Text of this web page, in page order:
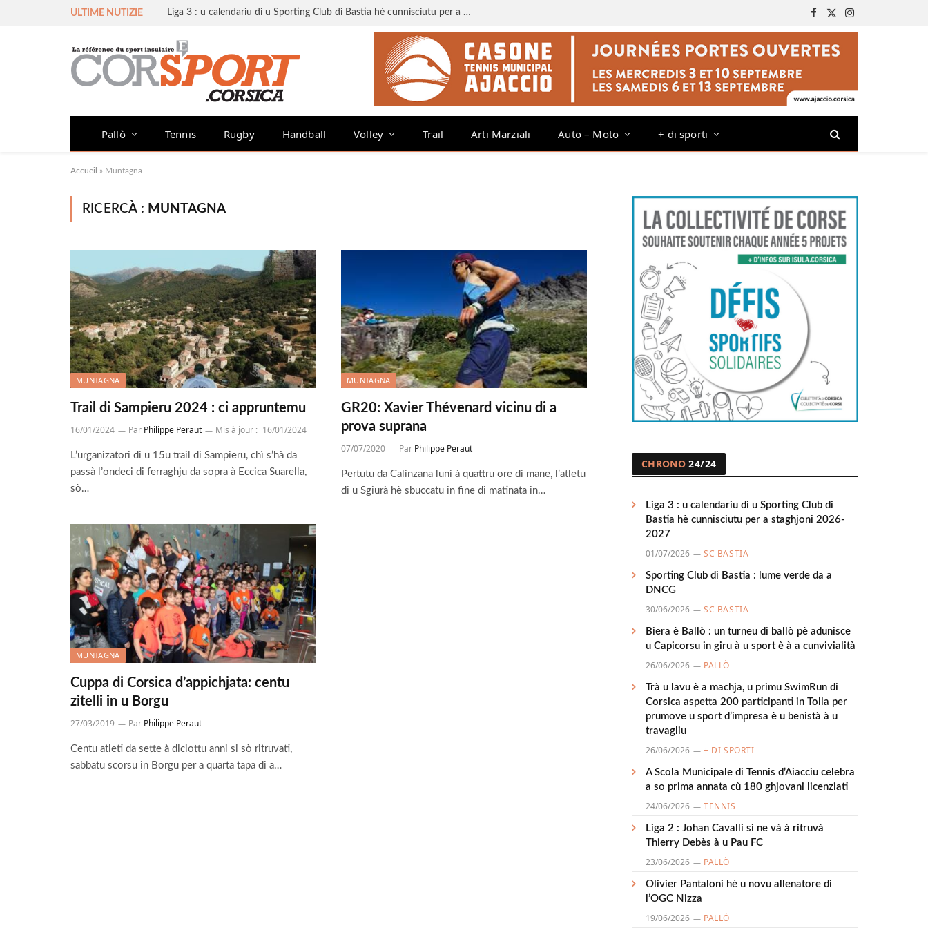
ULTIME NUTIZIE Liga 3 : u calendariu di u Sporting Club di Bastia hè cunnisciutu per a staghjoni 2026-2027
Facebook
X
(Twitter)
Instagram
Pallò Tennis Rugby Handball Volley Trail Arti Marziali Auto – Moto + di sporti
Accueil » Muntagna
RICERCÀ : MUNTAGNA
MUNTAGNA
Trail di Sampieru 2024 : ci appruntemu
16/01/2024 Par Philippe Peraut Mis à jour : 16/01/2024
L’urganizatori di u 15u trail di Sampieru, chì s’hà da
passà l’ondeci di ferraghju da sopra à Eccica Suarella,
sò…
MUNTAGNA
GR20: Xavier Thévenard vicinu di a
prova suprana
07/07/2020 Par Philippe Peraut
Pertutu da Calinzana luni à quattru ore di mane, l’atletu
di u Sgiurà hè sbuccatu in fine di matinata in…
MUNTAGNA
Cuppa di Corsica d’appichjata: centu
zitelli in u Borgu
27/03/2019 Par Philippe Peraut
Centu atleti da sette à diciottu anni si sò ritruvati,
sabbatu scorsu in Borgu per a quarta tapa di a…
CHRONO 24/24
Liga 3 : u calendariu di u Sporting Club di
Bastia hè cunnisciutu per a staghjoni 2026-
2027
01/07/2026 SC BASTIA
Sporting Club di Bastia : lume verde da a
DNCG
30/06/2026 SC BASTIA
Biera è Ballò : un turneu di ballò pè adunisce
u Capicorsu in giru à u sport è à a cunvivialità
26/06/2026 PALLÒ
Trà u lavu è a machja, u primu SwimRun di
Corsica aspetta 200 participanti in Tolla per
prumove u sport d’impresa è u benistà à u
travagliu
26/06/2026 + DI SPORTI
A Scola Municipale di Tennis d’Aiacciu celebra
a so prima annata cù 180 ghjovani licenziati
24/06/2026 TENNIS
Liga 2 : Johan Cavalli si ne và à ritruvà
Thierry Debès à u Pau FC
23/06/2026 PALLÒ
Olivier Pantaloni hè u novu allenatore di
l’OGC Nizza
19/06/2026 PALLÒ